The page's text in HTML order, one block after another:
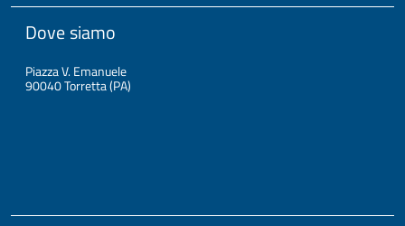
Dove siamo
Piazza V. Emanuele
90040 Torretta (PA)